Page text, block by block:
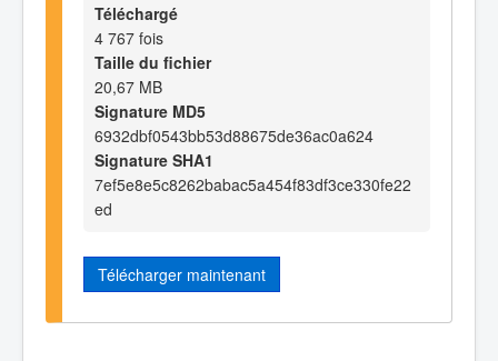
Téléchargé
4 767 fois
Taille du fichier
20,67 MB
Signature MD5
6932dbf0543bb53d88675de36ac0a624
Signature SHA1
7ef5e8e5c8262babac5a454f83df3ce330fe22
ed
Télécharger maintenant